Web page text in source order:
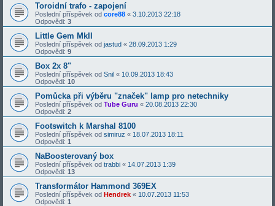
Toroidní trafo - zapojení
Poslední příspěvek od core88 « 3.10.2013 22:18
Odpovědi: 3
Little Gem MkII
Poslední příspěvek od jastud « 28.09.2013 1:29
Odpovědi: 9
Box 2x 8"
Poslední příspěvek od Snil « 10.09.2013 18:43
Odpovědi: 10
Pomůcka při výběru "značek" lamp pro netechniky
Poslední příspěvek od Tube Guru « 20.08.2013 22:30
Odpovědi: 2
Footswitch k Marshal 8100
Poslední příspěvek od simiruz « 18.07.2013 18:11
Odpovědi: 1
NaBoosterovaný box
Poslední příspěvek od trabbi « 14.07.2013 1:39
Odpovědi: 13
Transformátor Hammond 369EX
Poslední příspěvek od Hendrek « 10.07.2013 11:53
Odpovědi: 1